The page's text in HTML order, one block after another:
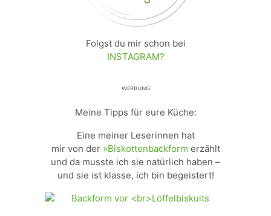
Folgst du mir schon bei
INSTAGRAM?
ᵂᴱᴿᴮᵁᴺᴳ
Meine Tipps für eure Küche:
Eine meiner Leserinnen hat
mir von der »Biskottenbackform erzählt
und da musste ich sie natürlich haben –
und sie ist klasse, ich bin begeistert!